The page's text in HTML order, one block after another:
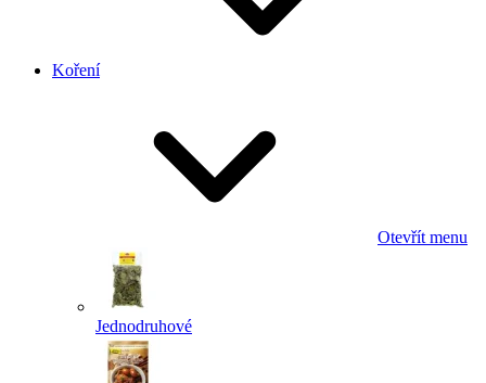
Koření
Otevřít menu
Jednodruhové